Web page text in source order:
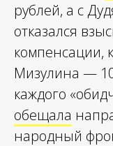
рублей, а с
отказался
компенсации,
Мизулина —
каждого
обещала
народный